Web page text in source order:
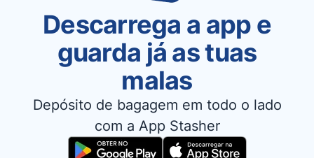
Descarrega a app e
guarda já as tuas
malas
Depósito de bagagem em todo o lado
com a App Stasher